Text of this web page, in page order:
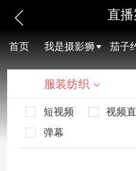
直播
首页 我是摄影狮 茄子
服装纺织
短视频 视频
弹幕